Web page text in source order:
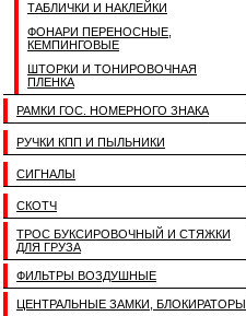
ТАБЛИЧКИ И НАКЛЕЙКИ
ФОНАРИ ПЕРЕНОСНЫЕ,
КЕМПИНГОВЫЕ
ШТОРКИ И ТОНИРОВОЧНАЯ
ПЛЕНКА
РАМКИ ГОС. НОМЕРНОГО ЗНАКА
РУЧКИ КПП И ПЫЛЬНИКИ
СИГНАЛЫ
СКОТЧ
ТРОС БУКСИРОВОЧНЫЙ И СТЯЖКИ
ДЛЯ ГРУЗА
ФИЛЬТРЫ ВОЗДУШНЫЕ
ЦЕНТРАЛЬНЫЕ ЗАМКИ, БЛОКИРАТОРЫ